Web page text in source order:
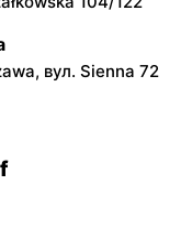
вул. Sienna 72